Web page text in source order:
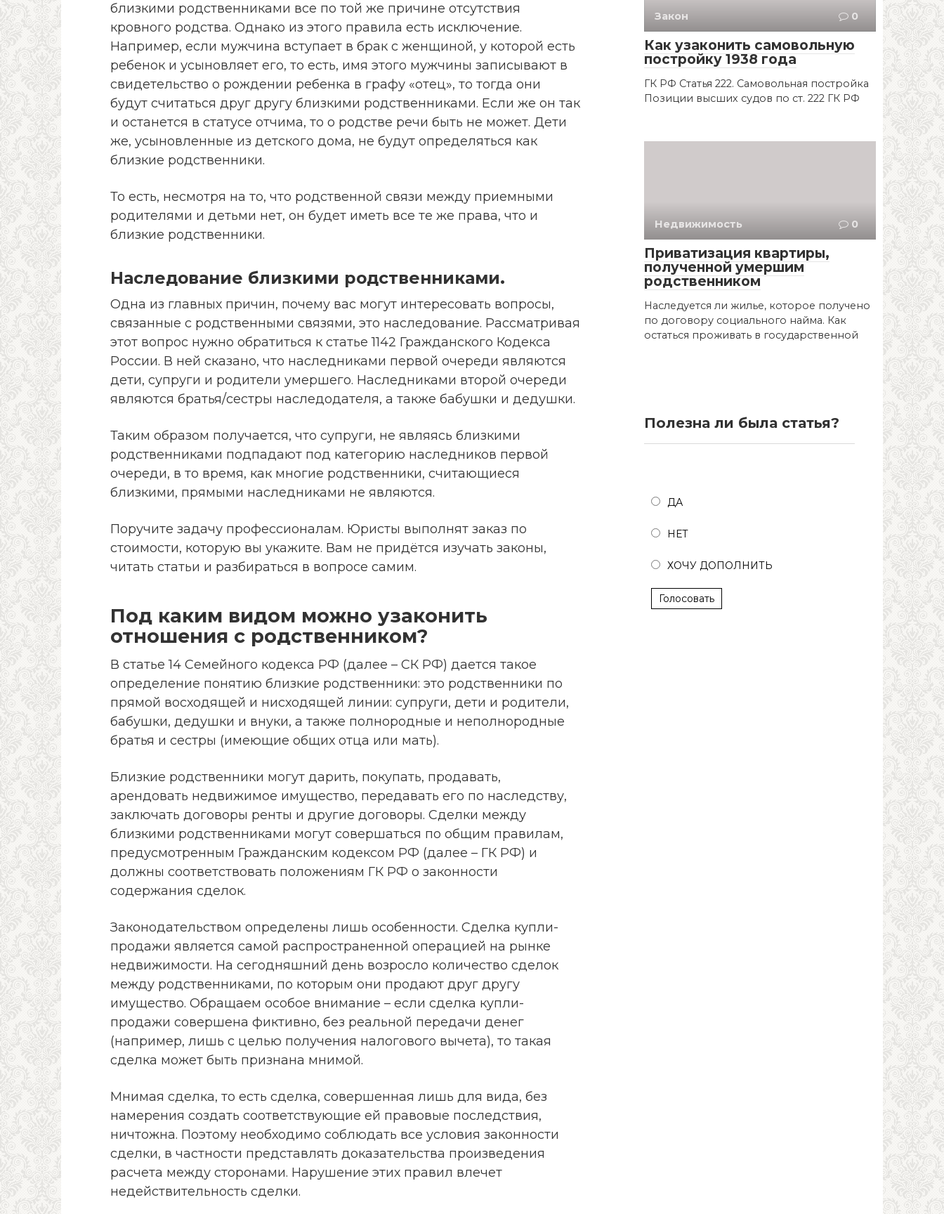
близкими родственниками все по той же причине отсутствия
кровного родства. Однако из этого правила есть исключение.
Например, если мужчина вступает в брак с женщиной, у которой есть
ребенок и усыновляет его, то есть, имя этого мужчины записывают в
свидетельство о рождении ребенка в графу «отец», то тогда они
будут считаться друг другу близкими родственниками. Если же он так
и останется в статусе отчима, то о родстве речи быть не может. Дети
же, усыновленные из детского дома, не будут определяться как
близкие родственники.
То есть, несмотря на то, что родственной связи между приемными
родителями и детьми нет, он будет иметь все те же права, что и
близкие родственники.
Наследование близкими родственниками.
Одна из главных причин, почему вас могут интересовать вопросы,
связанные с родственными связями, это наследование. Рассматривая
этот вопрос нужно обратиться к статье 1142 Гражданского Кодекса
России. В ней сказано, что наследниками первой очереди являются
дети, супруги и родители умершего. Наследниками второй очереди
являются братья/сестры наследодателя, а также бабушки и дедушки.
Таким образом получается, что супруги, не являясь близкими
родственниками подпадают под категорию наследников первой
очереди, в то время, как многие родственники, считающиеся
близкими, прямыми наследниками не являются.
Поручите задачу профессионалам. Юристы выполнят заказ по
стоимости, которую вы укажите. Вам не придётся изучать законы,
читать статьи и разбираться в вопросе самим.
Под каким видом можно узаконить
отношения с родственником?
В статье 14 Семейного кодекса РФ (далее – СК РФ) дается такое
определение понятию близкие родственники: это родственники по
прямой восходящей и нисходящей линии: супруги, дети и родители,
бабушки, дедушки и внуки, а также полнородные и неполнородные
братья и сестры (имеющие общих отца или мать).
Близкие родственники могут дарить, покупать, продавать,
арендовать недвижимое имущество, передавать его по наследству,
заключать договоры ренты и другие договоры. Сделки между
близкими родственниками могут совершаться по общим правилам,
предусмотренным Гражданским кодексом РФ (далее – ГК РФ) и
должны соответствовать положениям ГК РФ о законности
содержания сделок.
Законодательством определены лишь особенности. Сделка купли-
продажи является самой распространенной операцией на рынке
недвижимости. На сегодняшний день возросло количество сделок
между родственниками, по которым они продают друг другу
имущество. Обращаем особое внимание – если сделка купли-
продажи совершена фиктивно, без реальной передачи денег
(например, лишь с целью получения налогового вычета), то такая
сделка может быть признана мнимой.
Мнимая сделка, то есть сделка, совершенная лишь для вида, без
намерения создать соответствующие ей правовые последствия,
ничтожна. Поэтому необходимо соблюдать все условия законности
сделки, в частности представлять доказательства произведения
расчета между сторонами. Нарушение этих правил влечет
недействительность сделки.
Закон 0
Как узаконить самовольную
постройку 1938 года
ГК РФ Статья 222. Самовольная постройка
Позиции высших судов по ст. 222 ГК РФ
Недвижимость 0
Приватизация квартиры,
полученной умершим
родственником
Наследуется ли жилье, которое получено
по договору социального найма. Как
остаться проживать в государственной
Полезна ли была статья?
ДА
НЕТ
ХОЧУ ДОПОЛНИТЬ
Голосовать